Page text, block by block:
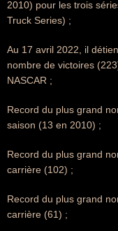
2010) pour les trois
Truck Series) ;
Au 17 avril 2022, il
nombre de victoires
NASCAR ;
Record du plus grand
saison (13 en 2010) ;
Record du plus grand
carrière (102) ;
Record du plus grand
carrière (61) ;